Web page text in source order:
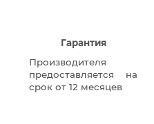
Гарантия
Производителя
предоставляется на
срок от 12 месяцев